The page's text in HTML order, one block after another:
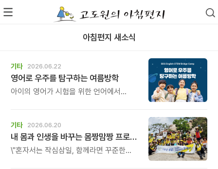
아침편지 새소식
기타 2026.06.22
영어로 우주를 탐구하는 여름방학
아이의 영어가 시험을 위한 언어에서
기타 2026.06.20
내 몸과 인생을 바꾸는 몸짱맘짱 프로그램 모집
\"혼자서는 작심삼일, 함께라면 꾸준한